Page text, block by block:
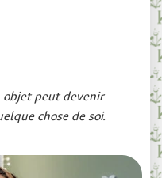
objet peut devenir
chose de soi.